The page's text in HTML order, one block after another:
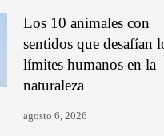
Los 10 animales con
sentidos que desafían
límites humanos en la
naturaleza
agosto 6, 2026